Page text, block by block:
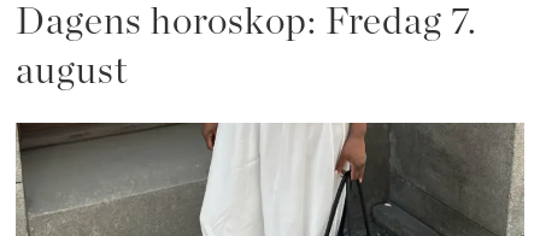
Dagens horoskop: Fredag 7.
august